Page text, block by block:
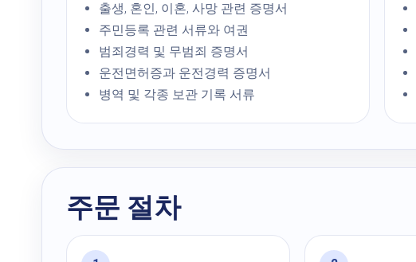
출생, 혼인, 이혼, 사망 관련 증명서
주민등록 관련 서류와 여권
범죄경력 및 무범죄 증명서
운전면허증과 운전경력 증명서
병역 및 각종 보관 기록 서류
주문 절차